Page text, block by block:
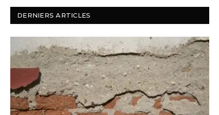
DERNIERS ARTICLES